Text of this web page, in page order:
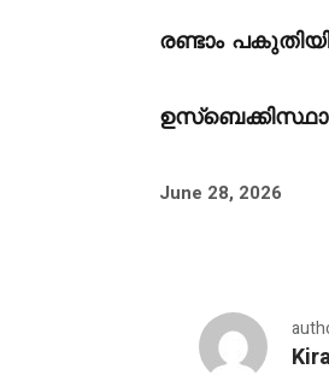
രണ്ടാം
June 28, 2026